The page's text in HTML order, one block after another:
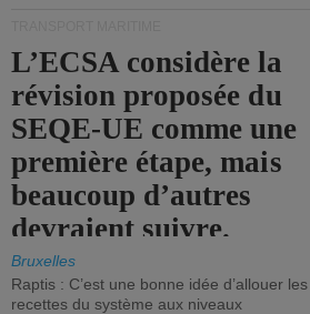
L’ECSA considère la
révision proposée du
SEQE-UE comme une
première étape, mais
beaucoup d’autres
devraient suivre.
Bruxelles
Raptis : C’est une bonne idée d’allouer les
recettes du système aux niveaux